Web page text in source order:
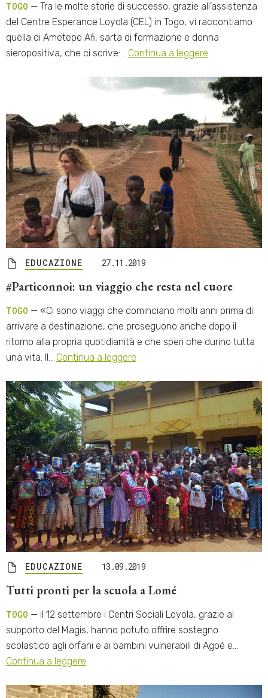
TOGO — Tra le molte storie di successo, grazie all’assistenza
del Centre Esperance Loyola (CEL) in Togo, vi raccontiamo
quella di Ametepe Afi, sarta di formazione e donna
sieropositiva, che ci scrive:… Continua a leggere
EDUCAZIONE 27.11.2019
#Particonnoi: un viaggio che resta nel cuore
TOGO — «Ci sono viaggi che cominciano molti anni prima di
arrivare a destinazione, che proseguono anche dopo il
ritorno alla propria quotidianità e che speri che durino tutta
una vita. Il… Continua a leggere
EDUCAZIONE 13.09.2019
Tutti pronti per la scuola a Lomé
TOGO — il 12 settembre i Centri Sociali Loyola, grazie al
supporto del Magis, hanno potuto offrire sostegno
scolastico agli orfani e ai bambini vulnerabili di Agoé e…
Continua a leggere